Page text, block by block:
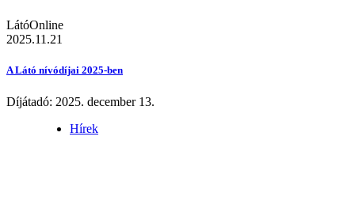
LátóOnline
2025.11.21
A Látó nívódíjai 2025-ben
Díjátadó: 2025. december 13.
Hírek